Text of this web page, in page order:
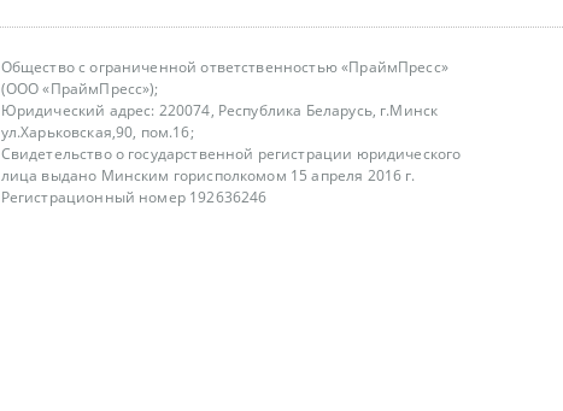
Общество с ограниченной ответственностью «ПраймПресс»
(ООО «ПраймПресс»);
Юридический адрес: 220074, Республика Беларусь, г.Минск
ул.Харьковская,90, пом.16;
Свидетельство о государственной регистрации юридического
лица выдано Минским горисполкомом 15 апреля 2016 г.
Регистрационный номер 192636246